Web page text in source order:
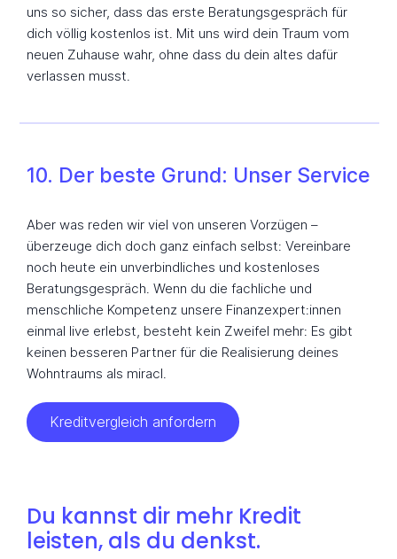
uns so sicher, dass das erste Beratungsgespräch für
dich völlig kostenlos ist. Mit uns wird dein Traum vom
neuen Zuhause wahr, ohne dass du dein altes dafür
verlassen musst.
10. Der beste Grund: Unser Service
Aber was reden wir viel von unseren Vorzügen –
überzeuge dich doch ganz einfach selbst: Vereinbare
noch heute ein unverbindliches und kostenloses
Beratungsgespräch. Wenn du die fachliche und
menschliche Kompetenz unsere Finanzexpert:innen
einmal live erlebst, besteht kein Zweifel mehr: Es gibt
keinen besseren Partner für die Realisierung deines
Wohntraums als miracl.
Kreditvergleich anfordern
Du kannst dir mehr Kredit
leisten, als du denkst.